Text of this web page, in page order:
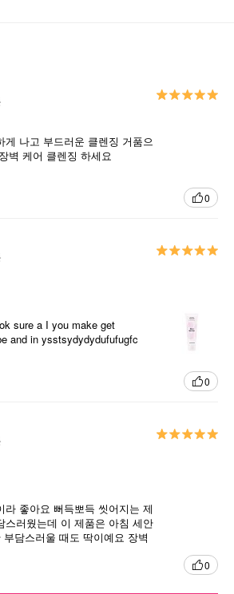
게 나고 부드러운 클렌징 거품으
벽 케어 클렌징 하세요
0
sure a I you make get
and in ysstsydydydufufugfc
0
라 좋아요 뻐득뽀득 씻어지는 제
스러웠는데 이 제품은 아침 세안
담스러울 때도 딱이예요 장벽
0